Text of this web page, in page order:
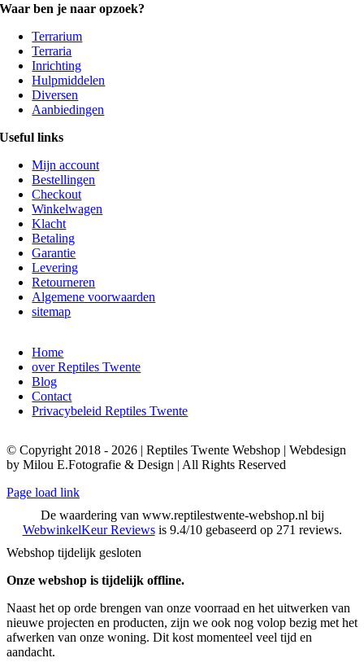
Waar ben je naar opzoek?
Terrarium
Terraria
Inrichting
Hulpmiddelen
Diversen
Aanbiedingen
Useful links
Mijn account
Bestellingen
Checkout
Winkelwagen
Klacht
Betaling
Garantie
Levering
Retourneren
Algemene voorwaarden
sitemap
Home
over Reptiles Twente
Blog
Contact
Privacybeleid Reptiles Twente
© Copyright 2018 - 2026 | Reptiles Twente Webshop | Webdesign
by Milou E.Fotografie & Design | All Rights Reserved
Page load link
De waardering van www.reptilestwente-webshop.nl bij
WebwinkelKeur Reviewsis 9.4/10 gebaseerd op 271 reviews.
Webshop tijdelijk gesloten
Onze webshop is tijdelijk offline.
Naast het op orde brengen van onze voorraad en het uitwerken van
nieuwe projecten en producten, zijn we ook nog volop bezig met het
afwerken van onze woning. Dit kost momenteel veel tijd en
aandacht.